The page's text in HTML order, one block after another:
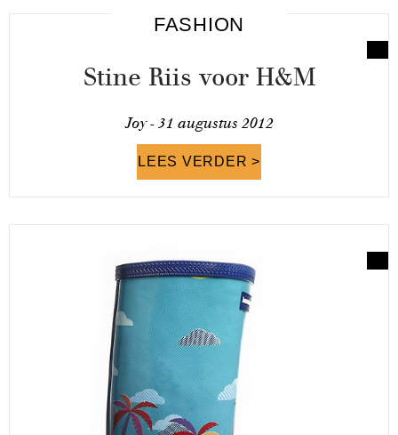
FASHION
Stine Riis voor H&M
Joy - 31 augustus 2012
LEES VERDER >